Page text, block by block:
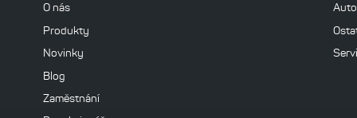
O nás
Produkty
Novinky
Blog
Zaměstnání